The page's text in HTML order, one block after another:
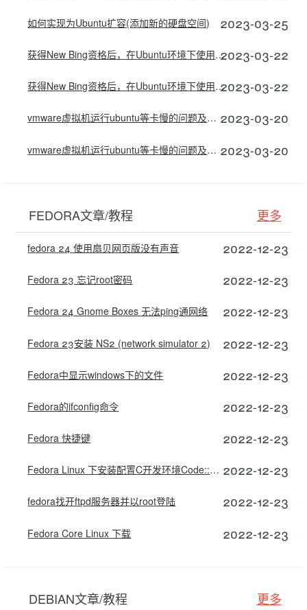
如何实现为Ubuntu扩容(添加新的硬盘空间) 2023-03-25
获得New Bing资格后，在Ubuntu环境下使用New Bing2023-03-22
获得New Bing资格后，在Ubuntu环境下使用New Bing2023-03-22
vmware虚拟机运行ubuntu等卡慢的问题及解决 2023-03-20
vmware虚拟机运行ubuntu等卡慢的问题及解决 2023-03-20
FEDORA文章/教程 更多
fedora 24 使用扇贝网页版没有声音 2022-12-23
Fedora 23 忘记root密码 2022-12-23
Fedora 24 Gnome Boxes 无法ping通网络 2022-12-23
Fedora 23安装 NS2 (network simulator 2) 2022-12-23
Fedora中显示windows下的文件 2022-12-23
Fedora的ifconfig命令 2022-12-23
Fedora 快捷键 2022-12-23
Fedora Linux 下安装配置C开发环境Code::Blocks 2022-12-23
fedora找开ftpd服务器并以root登陆 2022-12-23
Fedora Core Linux 下载 2022-12-23
DEBIAN文章/教程 更多